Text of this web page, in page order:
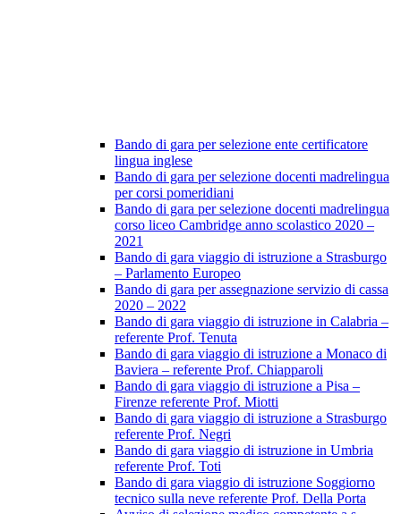
Bando di gara per selezione ente certificatore
lingua inglese
Bando di gara per selezione docenti madrelingua
per corsi pomeridiani
Bando di gara per selezione docenti madrelingua
corso liceo Cambridge anno scolastico 2020 –
2021
Bando di gara viaggio di istruzione a Strasburgo
– Parlamento Europeo
Bando di gara per assegnazione servizio di cassa
2020 – 2022
Bando di gara viaggio di istruzione in Calabria –
referente Prof. Tenuta
Bando di gara viaggio di istruzione a Monaco di
Baviera – referente Prof. Chiapparoli
Bando di gara viaggio di istruzione a Pisa –
Firenze referente Prof. Miotti
Bando di gara viaggio di istruzione a Strasburgo
referente Prof. Negri
Bando di gara viaggio di istruzione in Umbria
referente Prof. Toti
Bando di gara viaggio di istruzione Soggiorno
tecnico sulla neve referente Prof. Della Porta